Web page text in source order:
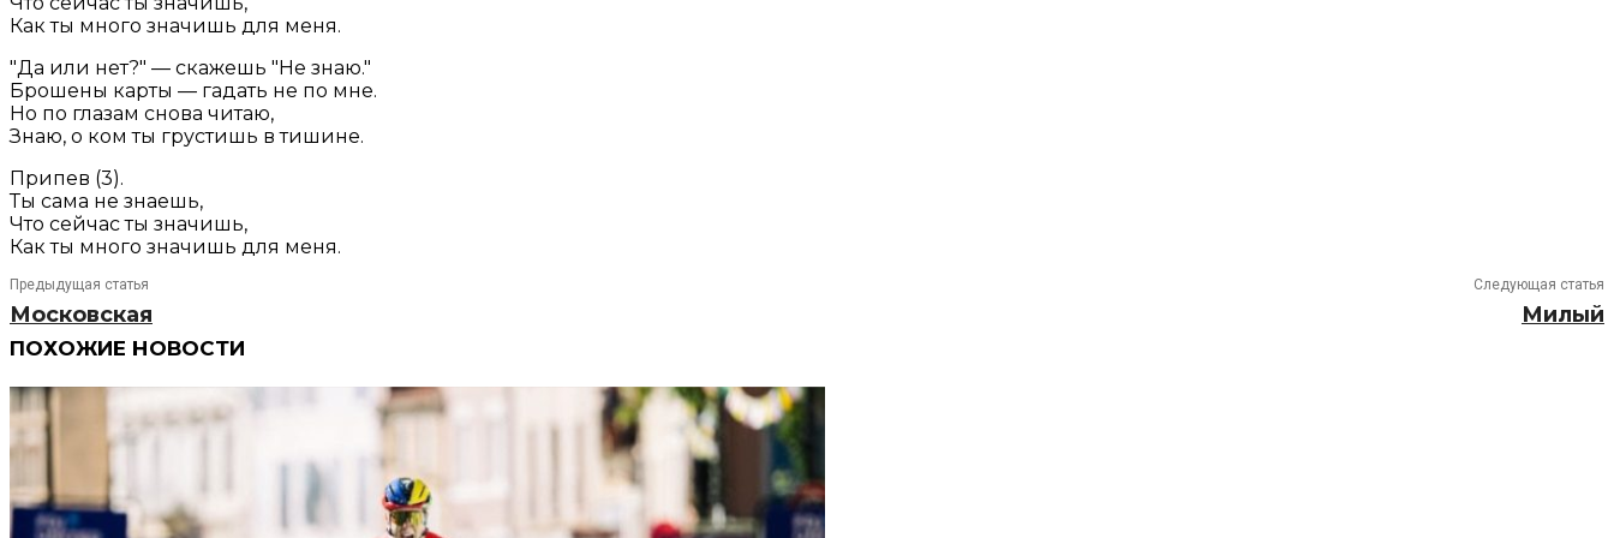
Как ты много значишь для меня.
"Да или нет?" — скажешь "Не знаю."
Брошены карты — гадать не по мне.
Но по глазам снова читаю,
Знаю, о ком ты грустишь в тишине.
Припев (3).
Ты сама не знаешь,
Что сейчас ты значишь,
Как ты много значишь для меня.
Предыдущая статья
Московская
Следующая статья
Милый
ПОХОЖИЕ НОВОСТИ